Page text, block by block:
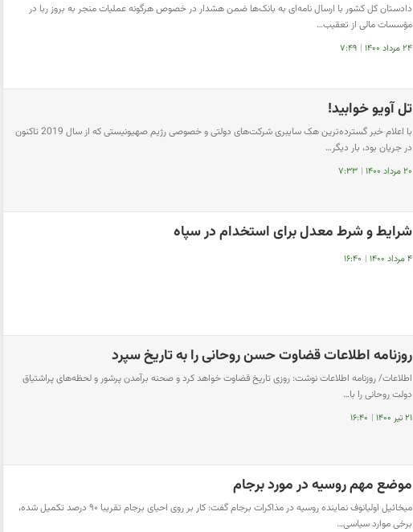
دادستان کل کشور با ارسال نامه‌ای به بانک‌ها ضمن هشدار در خصوص هرگونه عملیات منجر به بروز ربا در
مؤسسات مالی از تعقیب…
۲۴ مرداد ۱۴۰۰ | ۷:۴۹
تل‌ آویو خوابید!
با اعلام خبر گسترده‌ترین هک سایبری شرکت‌های دولتی و خصوصی رژیم صهیونیستی که از سال 2019 تاکنون
در جریان بود، بار دیگر…
۲۰ مرداد ۱۴۰۰ | ۷:۳۳
شرایط و شرط معدل برای استخدام در سپاه
۴ مرداد ۱۴۰۰ | ۱۶:۴۰
روزنامه اطلاعات قضاوت حسن روحانی را به تاریخ سپرد
اطلاعات/ روزنامه اطلاعات نوشت: روزی تاریخ قضاوت خواهد کرد و صحنه برآمدن پرشور و لحظه‌های پراشتیاق
دولت روحانی را با…
۲۱ تیر ۱۴۰۰ | ۱۶:۴۰
موضع مهم روسیه در مورد برجام
میخائیل اولیانوف نماینده روسیه در مذاکرات برجام گفت: کار بر روی احیای برجام تقریبا ۹۰ درصد تکمیل شده،
برخی موارد سیاسی…